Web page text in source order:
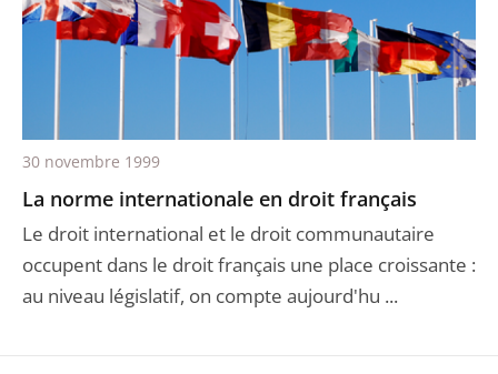
La norme internationale en droit français
Le droit international et le droit communautaire
occupent dans le droit français une place croissante :
au niveau législatif, on compte aujourd'hu ...
30 novembre 1999